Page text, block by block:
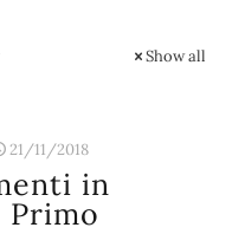
Show all
21/11/2018
in
Primo